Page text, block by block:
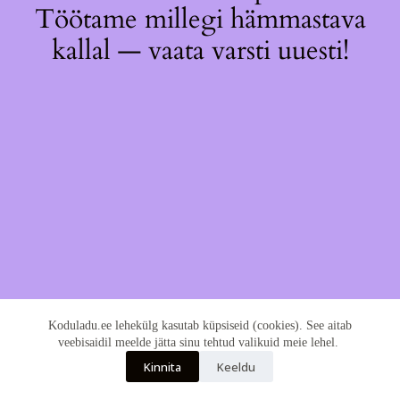
Koduladu.ee lehekülg kasutab küpsiseid (cookies). See aitab
veebisaidil meelde jätta sinu tehtud valikuid meie lehel.
Kinnita Keeldu
Töötame millegi hämmastava
kallal — vaata varsti uuesti!